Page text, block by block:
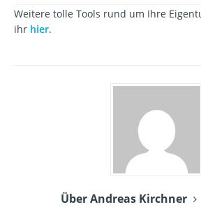
Weitere tolle Tools rund um Ihre
ihr hier.
Über Andreas Kirchner